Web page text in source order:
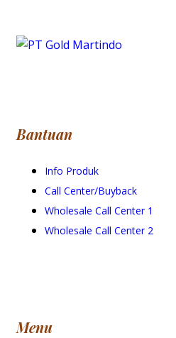
Bantuan
Info Produk
Call Center/Buyback
Wholesale Call Center 1
Wholesale Call Center 2
Menu